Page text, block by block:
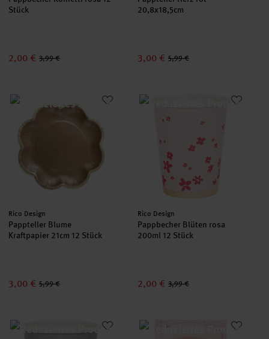
Stück
2,00 € 3,99 €
20,8x18,5cm
3,00 € 5,99 €
Pappteller Blume Kraftpapier 21cm 12 Stück
Hersteller:
Rico Design
Pappteller Blume
Kraftpapier 21cm 12 Stück
3,00 € 5,99 €
Pappbecher Blüten rosa 200ml
Hersteller:
Rico Design
Pappbecher Blüten rosa
200ml 12 Stück
2,00 € 3,99 €
Pappbecher Blüten grau 200ml 12 Stück
Paper Poetry